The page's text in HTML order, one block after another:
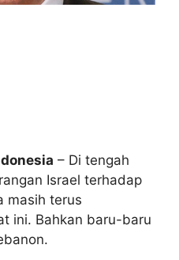
– Di tengah
Israel terhadap
masih terus
ini. Bahkan baru-baru